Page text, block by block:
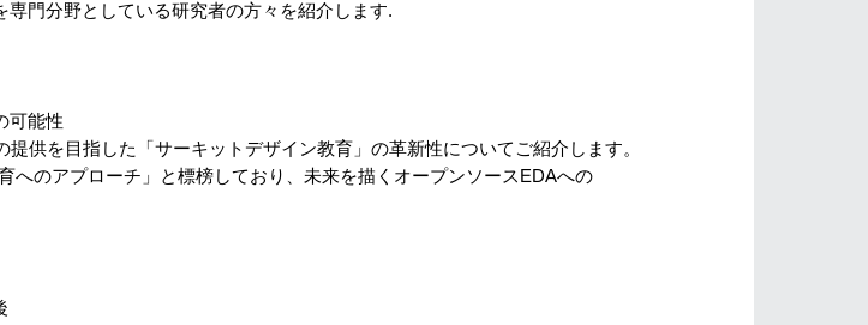
分野としている研究者の方々を紹介します.
可能性
供を目指した「サーキットデザイン教育」の革新性についてご紹介します。
プローチ」と標榜しており、未来を描くオープンソースEDAへの